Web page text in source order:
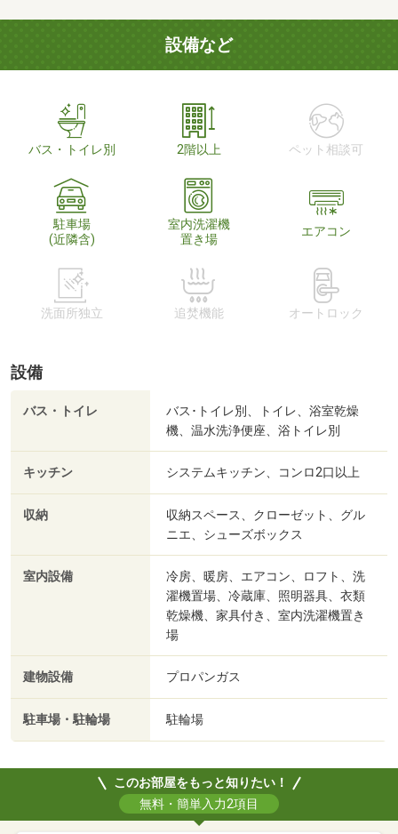
設備など
バス・トイレ別 2階以上 ペット相談可
駐車場
(近隣含)
室内洗濯機
置き場
エアコン
洗面所独立 追焚機能 オートロック
設備
バス・トイレ
バス･トイレ別、トイレ、浴室乾燥
機、温水洗浄便座、浴トイレ別
キッチン システムキッチン、コンロ2口以上
収納
収納スペース、クローゼット、グル
ニエ、シューズボックス
室内設備
冷房、暖房、エアコン、ロフト、洗
濯機置場、冷蔵庫、照明器具、衣類
乾燥機、家具付き、室内洗濯機置き
場
建物設備 プロパンガス
駐車場・駐輪場 駐輪場
このお部屋をもっと知りたい！
無料・簡単入力2項目